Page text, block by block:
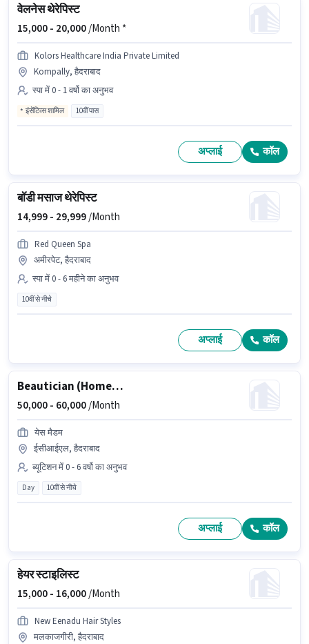
वेलनेस थेरेपिस्ट
15,000 - 20,000/Month *
Kolors Healthcare India Private Limited
Kompally, हैदराबाद
स्पा में 0 - 1 वर्षो का अनुभव
इंसेंटिव्स शामिल 10वीं पास
अप्लाई कॉल
बॉडी मसाज थेरेपिस्ट
14,999 - 29,999/Month
Red Queen Spa
अमीरपेट, हैदराबाद
स्पा में 0 - 6 महीने का अनुभव
10वीं से नीचे
अप्लाई कॉल
Beautician (Home Services)
50,000 - 60,000/Month
येस मैडम
ईसीआईएल, हैदराबाद
ब्यूटिशन में 0 - 6 वर्षो का अनुभव
Day 10वीं से नीचे
अप्लाई कॉल
हेयर स्टाइलिस्ट
15,000 - 16,000/Month
New Eenadu Hair Styles
मलकाजगीरी, हैदराबाद